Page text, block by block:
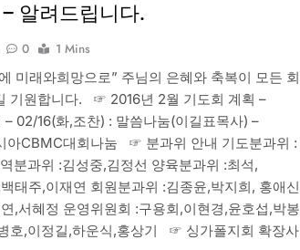
알려드립니다.
0
1 Mins
미래와희망으로” 주님의 은혜와 축복이 모든 회
기원합니다. ☞ 2016년 2월 기도회 계획 –
02/16(화,조찬) : 말씀나눔(이길표목사) –
아CBMC대회나눔 ☞ 분과위 안내 기도분과위 :
분과위 :김성중,김정선 양육분과위 :최석,
재연 회원분과위 :김종윤,박지희, 홍애신
서혜정 운영위원회 :구용회,이현경,윤호섭,박봉
호,이정길,하운식,홍상기 ☞ 싱가폴지회 확장사